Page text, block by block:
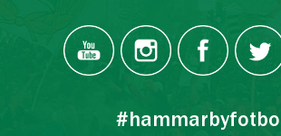
#hammarbyfotboll